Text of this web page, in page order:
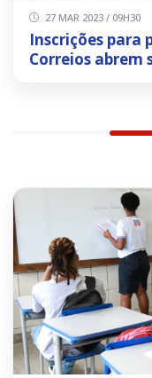
27 MAR 2023 / 09H30
Inscrições para
Correios abrem